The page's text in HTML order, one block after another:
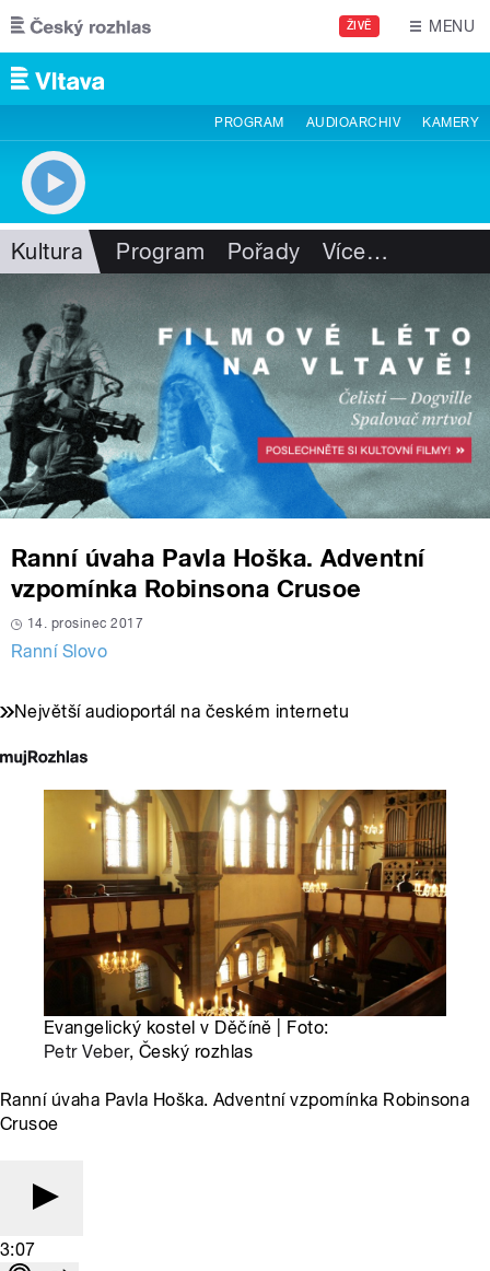
Přejít k hlavnímu obsahu
ŽIVĚ MENU
PROGRAM AUDIOARCHIV KAMERY
Kultura Program Pořady Více…
Ranní úvaha Pavla Hoška. Adventní
vzpomínka Robinsona Crusoe
14. prosinec 2017
Ranní Slovo
Největší audioportál na českém internetu
Evangelický kostel v Děčíně | Foto:
Petr Veber, Český rozhlas
Ranní úvaha Pavla Hoška. Adventní vzpomínka Robinsona
Crusoe
3:07